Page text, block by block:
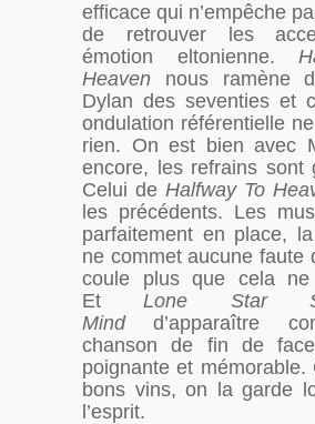
efficace qui n’empêche
de retrouver les
émotion eltonienne.
Heaven nous ramène
Dylan des seventies et
ondulation référentielle
rien. On est bien avec
encore, les refrains sont
Celui de Halfway To
les précédents. Les
parfaitement en place,
ne commet aucune faute
coule plus que cela ne
EtLone Star
Mindd’apparaître
chanson de fin de
poignante et mémorable.
bons vins, on la garde
l’esprit.